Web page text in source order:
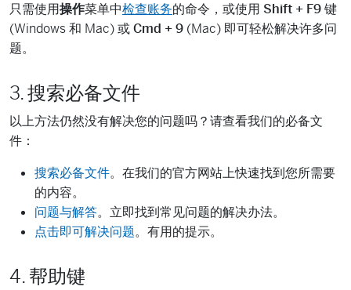
只需使用操作菜单中检查账务的命令，或使用 Shift + F9键
(Windows 和 Mac) 或Cmd + 9 (Mac) 即可轻松解决许多问
题。
3. 搜索必备文件
以上方法仍然没有解决您的问题吗？请查看我们的必备文
件：
搜索必备文件。在我们的官方网站上快速找到您所需要
的内容。
问题与解答。立即找到常见问题的解决办法。
点击即可解决问题。有用的提示。
4. 帮助键